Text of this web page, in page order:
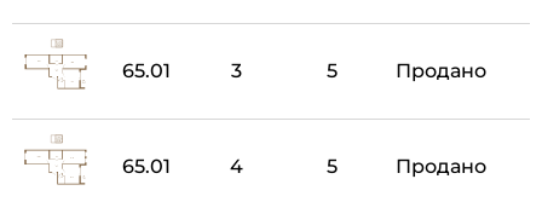
65.01 3 5 Продано
65.01 4 5 Продано